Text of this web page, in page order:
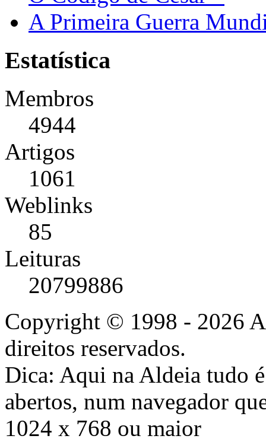
A Primeira Guerra
Estatística
Membros
4944
Artigos
1061
Weblinks
85
Leituras
20799886
Copyright © 1998 - 2026
direitos reservados.
Dica: Aqui na Aldeia tudo
abertos, num navegador
1024 x 768 ou maior